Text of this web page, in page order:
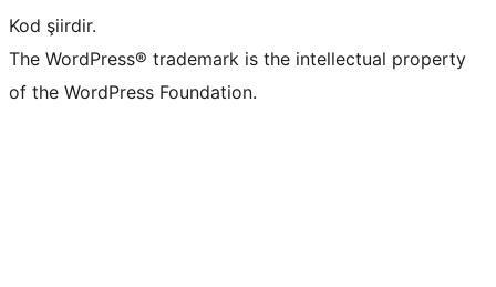
Kod şiirdir.
The WordPress® trademark is the intellectual property
of the WordPress Foundation.